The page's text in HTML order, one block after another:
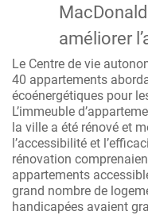
améliorer
Le Centre de vie
40 appartements
écoénergétiques pour
L’immeuble
la ville a été rénové et
l’accessibilité et
rénovation
appartements
grand nombre de
handicapées avaient